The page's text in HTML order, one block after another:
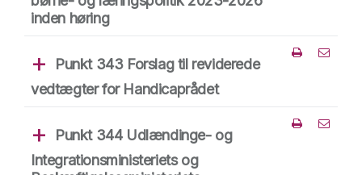
inden høring
Punkt 343 Forslag til reviderede
vedtægter for Handicaprådet
Punkt 344 Udlændinge- og
Integrationsministeriets og